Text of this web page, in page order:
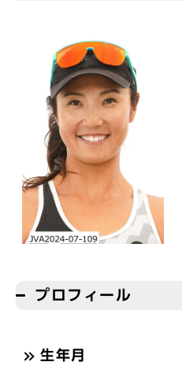
プロフィール
生年月